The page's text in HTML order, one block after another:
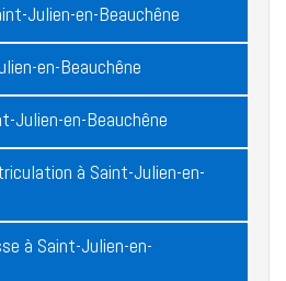
Julien-en-Beauchêne
en-Beauchêne
Julien-en-Beauchêne
à Saint-Julien-en-
à Saint-Julien-en-